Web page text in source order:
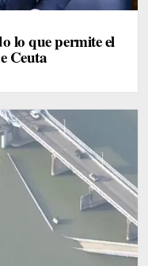
lo que permite el
Ceuta